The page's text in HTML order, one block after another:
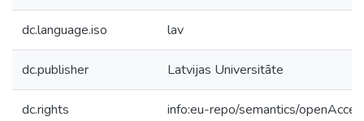
dc.language.iso lav
dc.publisher Latvijas Universitāte
dc.rights info:eu-repo/semantics/